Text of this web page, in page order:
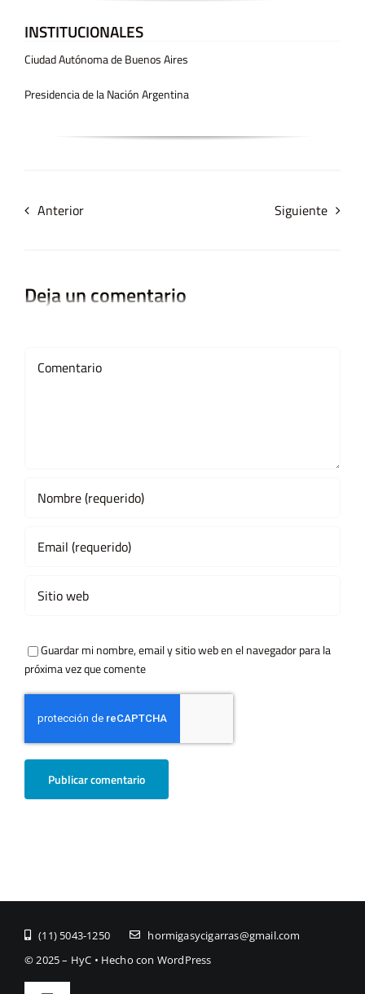
INSTITUCIONALES
Ciudad Autónoma de Buenos Aires
Presidencia de la Nación Argentina
Anterior Siguiente
Deja un comentario
Guardar mi nombre, email y sitio web en el navegador para la
próxima vez que comente
(11) ­5043-1250
hormigasycigarras@gmail.com
© 2025 – HyC • Hecho con WordPress